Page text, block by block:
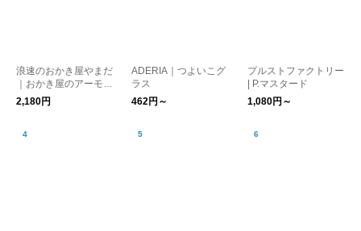
浪速のおかき屋やまだ
｜おかき屋のアーモン
ドFish
2,180円
ADERIA｜つよいこグ
ラス
462円～
プルストファクトリー
| P.マスタード
1,080円～